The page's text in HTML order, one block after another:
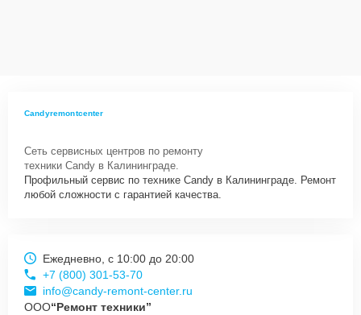
Для запуска процесса ремонта микроволновой печи Candy CMWC
оперативно проконсультируют по всем необходимым вопросам,
запишут на диагностику, подскажут с вариантами курьерской
доставки или оформят выезд мастера в удобное время и место.
Candyremontcenter
Сеть сервисных центров по ремонту
техники Candy в Калининграде.
Профильный сервис по технике Candy в Калининграде. Ремонт
любой сложности с гарантией качества.
Ежедневно, с 10:00 до 20:00
+7 (800) 301-53-70
info@candy-remont-center.ru
ООО“Ремонт техники”